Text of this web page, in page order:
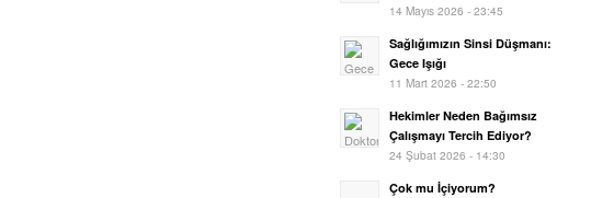
14 Mayıs 2026 - 23:45
Sağlığımızın Sinsi Düşmanı:
Gece Işığı
11 Mart 2026 - 22:50
Hekimler Neden Bağımsız
Çalışmayı Tercih Ediyor?
24 Şubat 2026 - 14:30
Çok mu İçiyorum?